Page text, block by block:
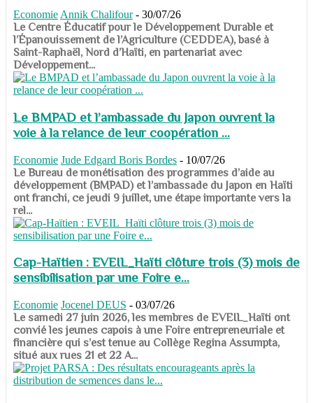
Economie Annik Chalifour - 30/07/26
​​​​​​​Le Centre Éducatif pour le Développement Durable et
l’Épanouissement de l’Agriculture (CEDDEA), basé à
Saint-Raphaël, Nord d’Haïti, en partenariat avec
Développement...
Le BMPAD et l’ambassade du Japon ouvrent la
voie à la relance de leur coopération ...
Economie Jude Edgard Boris Bordes - 10/07/26
​​​​​​​Le Bureau de monétisation des programmes d’aide au
développement (BMPAD) et l’ambassade du Japon en Haïti
ont franchi, ce jeudi 9 juillet, une étape importante vers la
rel...
Cap-Haïtien : EVEIL_Haïti clôture trois (3) mois de
sensibilisation par une Foire e...
Economie Jocenel DEUS - 03/07/26
Le samedi 27 juin 2026, les membres de EVEIL_Haïti ont
convié les jeunes capois à une Foire entrepreneuriale et
financière qui s’est tenue au Collège Regina Assumpta,
situé aux rues 21 et 22 A...